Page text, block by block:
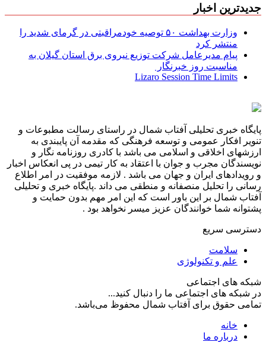
جدیدترین اخبار
وزارت بهداشت ۵۰ توصیه خودمراقبتی در گرمای شدید را
منتشر کرد
پیام مدیرعامل شركت توزیع نیروی برق استان گیلان به
مناسبت روز خبرنگار ‌
Lizaro Session Time Limits
پایگاه خبری تحلیلی آفتاب شمال در راستای رسالت مطبوعات و
تنویر افکار عمومی و توسعه فرهنگی که مقدمه آن پایبندی به
ارزشهای اخلاقی و اسلامی می باشد با کادری روزنامه نگار و
نویسندگان مجرب و جوان با اعتقاد به کار تیمی در پی انعکاس اخبار
و رویدادهای ایران و جهان می باشد . لازمه موفقیت در امر اطلاع
رسانی را تحلیل منصفانه و منطقی می داند .پایگاه خبری و تحلیلی
آفتاب شمال بر این باور است که این امر مهم بدون حمایت و
پشتوانه شما خوانندگان عزیز میسر نخواهد بود .
دسترسی سریع
سلامت
علم و تکنولوژی
شبکه های اجتماعی
در شبکه های اجتماعی ما را دنبال کنید...
تمامی حقوق برای آفتاب شمال محفوظ می‌باشد.
خانه
درباره ما